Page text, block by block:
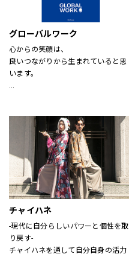
グローバルワーク
心からの笑顔は、
良いつながりから生まれていると思
います。
あなたの大切な人と、もっと笑顔に
なれる服を。
心地よさや好感を大切にした
“Good Feeling Wear”で
そんなつながりを、笑顔を、つくり
続けます。
ともに生きよう
チャイハネ
-現代に自分らしいパワーと個性を取
り戻す-
チャイハネを通して自分自身の活力